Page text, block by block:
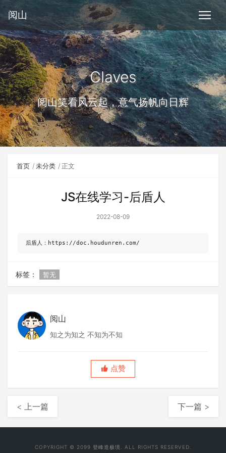
阅山
Claves
阅山笑看风云起，意气扬帆向日辉
首页 未分类 正文
JS在线学习-后盾人
2022-08-09
后盾人：https://doc.houdunren.com/
标签： 暂无
阅山
知之为知之 不知为不知
点赞
< 上一篇 下一篇 >
COPYRIGHT © 2099 登峰造极境. ALL RIGHTS RESERVED.